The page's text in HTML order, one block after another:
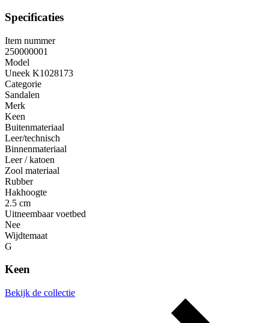
Specificaties
Item nummer
250000001
Model
Uneek K1028173
Categorie
Sandalen
Merk
Keen
Buitenmateriaal
Leer/technisch
Binnenmateriaal
Leer / katoen
Zool materiaal
Rubber
Hakhoogte
2.5 cm
Uitneembaar voetbed
Nee
Wijdtemaat
G
Keen
Bekijk de collectie